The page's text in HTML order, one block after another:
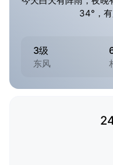
34°，有
3级
东风